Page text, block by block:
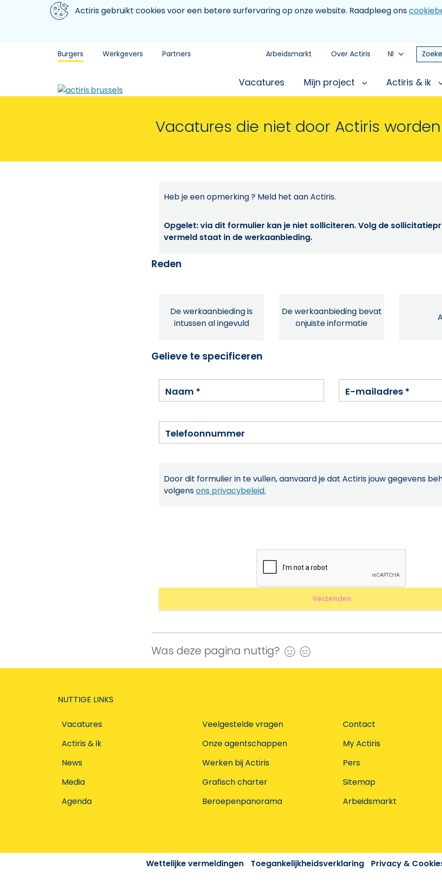
Aller au contenu principal
We gebruiken cookiesActiris gebruikt cookies voor een betere surfervaring op onze website. Raadpleeg ons
Burgers Werkgevers Partners Arbeidsmarkt Over Actiris Nl
Vacatures Mijn project Actiris & ik
Vacatures die niet door Actiris
Heb je een opmerking ? Meld het aan Actiris.
Opgelet: via dit formulier kan je niet solliciteren. Volg de
vermeld staat in de werkaanbieding.
Reden
De werkaanbieding is
intussen al ingevuld
De werkaanbieding bevat
onjuiste informatie
Gelieve te specificeren
Naam * E-mailadres *
Telefoonnummer
Door dit formulier in te vullen, aanvaard je dat Actiris jouw gegevens
volgensons privacybeleid.
Was deze pagina nuttig? Ja
NUTTIGE LINKS
Vacatures
Actiris & ik
News
Media
Agenda
Veelgestelde vragen
Onze agentschappen
Werken bij Actiris
Grafisch charter
Beroepenpanorama
Contact
My Actiris
Pers
Sitemap
Arbeidsmarkt
Wettelijke vermeldingen Toegankelijkheidsverklaring Privacy &